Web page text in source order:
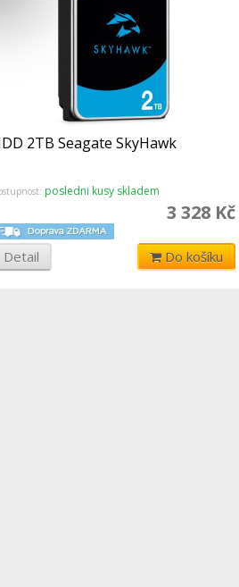
2TB Seagate SkyHawk
posledni kusy skladem
3 328 Kč
Detail Do košíku